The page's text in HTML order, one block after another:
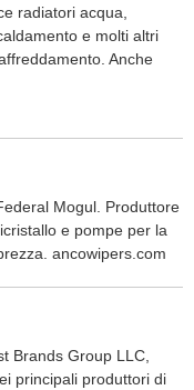
radiatori acqua,
e molti altri
Anche
Mogul. Produttore
e pompe per la
ancowipers.com
Brands Group LLC,
principali produttori di